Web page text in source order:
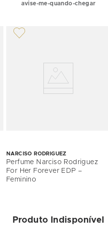
avise-me-quando-chegar
NARCISO RODRIGUEZ
Perfume Narciso Rodriguez
For Her Forever EDP –
Feminino
Produto Indisponível